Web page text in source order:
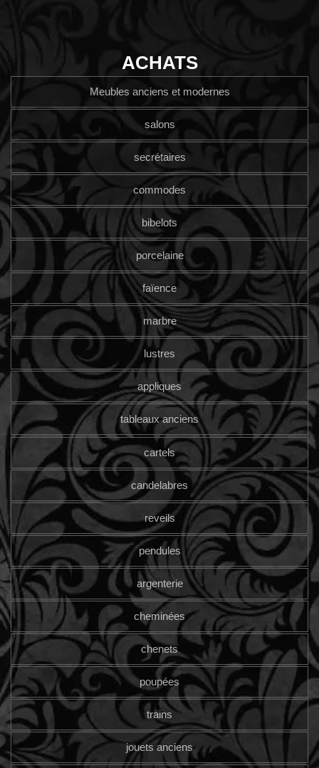
ACHATS
Meubles anciens et modernes
salons
secrétaires
commodes
bibelots
porcelaine
faïence
marbre
lustres
appliques
tableaux anciens
cartels
candelabres
reveils
pendules
argenterie
cheminées
chenets
poupées
trains
jouets anciens